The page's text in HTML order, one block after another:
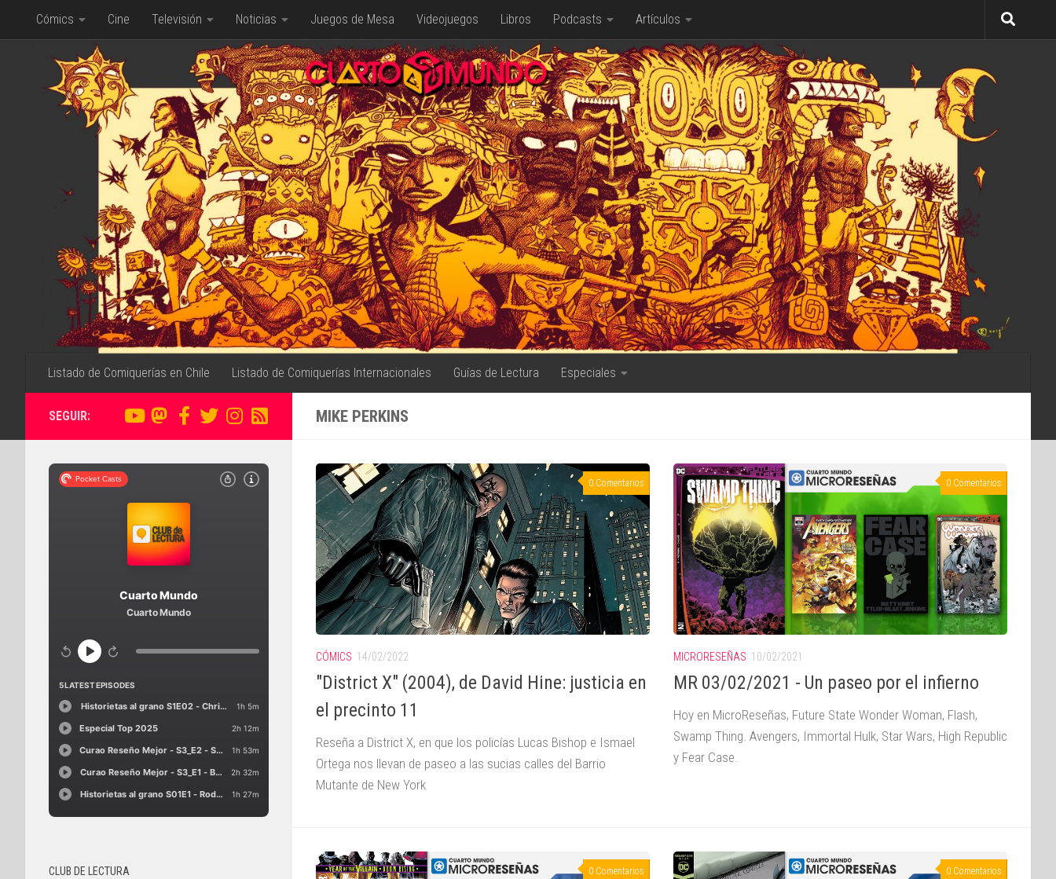
Saltar al contenido
Cómics Cine Televisión Noticias Juegos de Mesa Videojuegos Libros Podcasts Artículos
Listado de Comiquerías en Chile Listado de Comiquerías Internacionales Guías de Lectura Especiales
MIKE PERKINS
0 Comentarios
CÓMICS 14/02/2022
"District X" (2004), de David Hine: justicia en
el precinto 11
Reseña a District X, en que los policías Lucas Bishop e Ismael
Ortega nos llevan de paseo a las sucias calles del Barrio
Mutante de New York
0 Comentarios
MICRORESEÑAS 10/02/2021
MR 03/02/2021 - Un paseo por el infierno
Hoy en MicroReseñas, Future State Wonder Woman, Flash,
Swamp Thing. Avengers, Immortal Hulk, Star Wars, High Republic
y Fear Case.
0 Comentarios 0 Comentarios
SEGUIR:
CLUB DE LECTURA